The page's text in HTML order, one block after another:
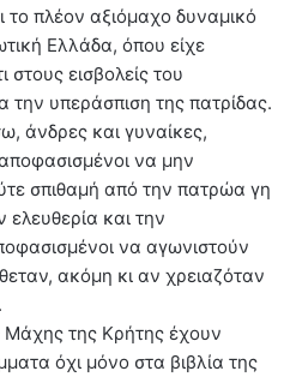
το πλέον αξιόμαχο δυναμικό
Ελλάδα, όπου είχε
στους εισβολείς του
την υπεράσπιση της πατρίδας.
άνδρες και γυναίκες,
να μην
σπιθαμή από την πατρώα γη
και την
να αγωνιστούν
ακόμη κι αν χρειαζόταν
Μάχης της Κρήτης έχουν
όχι μόνο στα βιβλία της